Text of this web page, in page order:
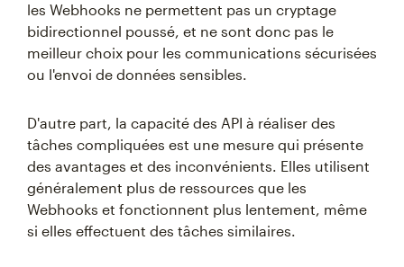
les Webhooks ne permettent pas un cryptage
bidirectionnel poussé, et ne sont donc pas le
meilleur choix pour les communications sécurisées
ou l'envoi de données sensibles.
D'autre part, la capacité des API à réaliser des
tâches compliquées est une mesure qui présente
des avantages et des inconvénients. Elles utilisent
généralement plus de ressources que les
Webhooks et fonctionnent plus lentement, même
si elles effectuent des tâches similaires.